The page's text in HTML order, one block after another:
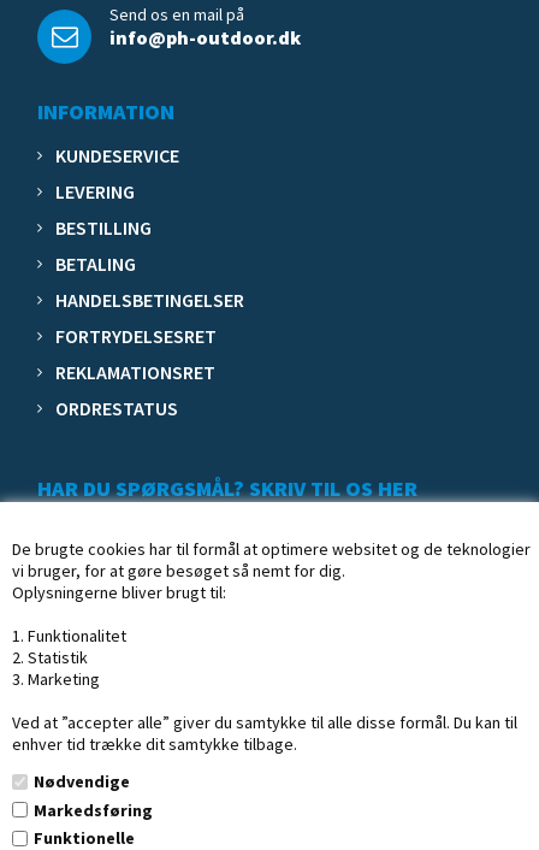
De brugte cookies har til formål at optimere websitet og de teknologier
vi bruger, for at gøre besøget så nemt for dig.
Oplysningerne bliver brugt til:
1. Funktionalitet
2. Statistik
3. Marketing
Ved at ”accepter alle” giver du samtykke til alle disse formål. Du kan til
enhver tid trække dit samtykke tilbage.
Nødvendige
Markedsføring
Funktionelle
Send os en mail på
info@ph-outdoor.dk
INFORMATION
KUNDESERVICE
LEVERING
BESTILLING
BETALING
HANDELSBETINGELSER
FORTRYDELSESRET
REKLAMATIONSRET
ORDRESTATUS
HAR DU SPØRGSMÅL? SKRIV TIL OS HER